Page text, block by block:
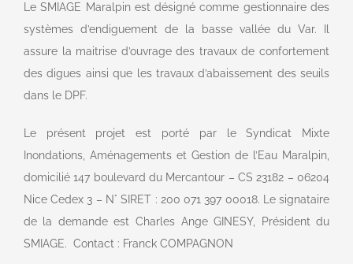
Le SMIAGE Maralpin est désigné comme gestionnaire des
systèmes d’endiguement de la basse vallée du Var. Il
assure la maitrise d’ouvrage des travaux de confortement
des digues ainsi que les travaux d’abaissement des seuils
dans le DPF.
Le présent projet est porté par le Syndicat Mixte
Inondations, Aménagements et Gestion de l’Eau Maralpin,
domicilié 147 boulevard du Mercantour – CS 23182 – 06204
Nice Cedex 3 – N° SIRET : 200 071 397 00018. Le signataire
de la demande est Charles Ange GINESY, Président du
SMIAGE. Contact : Franck COMPAGNON